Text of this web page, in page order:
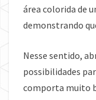
área colorida de
demonstrando
Nesse sentido,
possibilidades
comporta muito